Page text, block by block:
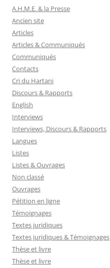
A.H.M.E. & la Presse
Ancien site
Articles
Articles & Communiqués
Communiqués
Contacts
Cri du Hartani
Discours & Rapports
English
Interviews
Interviews, Discours & Rapports
Langues
Listes
Listes & Ouvrages
Non classé
Ouvrages
Pétition en ligne
Témoignages
Textes juridiques
Textes juridiques & Témoignages
Thèse et livre
Thèse et livre